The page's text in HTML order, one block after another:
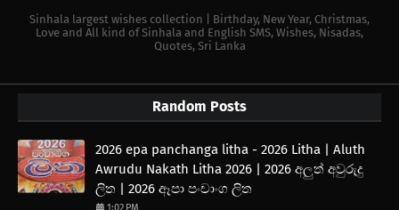
Sinhala largest wishes collection | Birthday, New Year, Christmas,
Love and All kind of Sinhala and English SMS, Wishes, Nisadas,
Quotes, Sri Lanka
Random Posts
2026 epa panchanga litha - 2026 Litha | Aluth
Awrudu Nakath Litha 2026 | 2026 අලුත් අවුරුදු
ලිත | 2026 ඈපා පංචාංග ලිත